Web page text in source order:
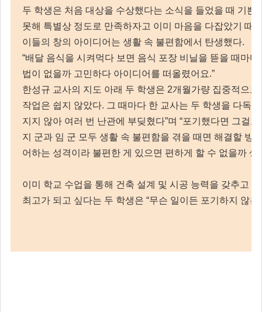
두 학생은 처음 대상을 수상했다는 소식을 들었을 때 기
못해 특별상 정도로 만족하자고 이미 마음을 다잡았기 때
이들의 창의 아이디어는 생활 속 불편함에서 탄생했다.
“배달 음식을 시켜먹다 보면 음식 포장 비닐을 뜯을 때마
법이 없을까 고민하다 아이디어를 떠올렸어요.”
한성규 교사의 지도 아래 두 학생은 2개월가량 집중적으
작업은 쉽지 않았다. 그 때마다 한 교사는 두 학생을 다독
지지 않아 여러 번 난관에 부딪혔다”며 “포기했다면 그걸
지 군과 임 군 모두 생활 속 불편함을 겪을 때면 해결할 방
어하는 성격이라 불편한 게 있으면 편하게 할 수 없을까 생
이미 학교 수업을 통해 건축 설계 및 시공 능력을 갖추고
최고가 되고 싶다는 두 학생은 “무슨 일이든 포기하지 않